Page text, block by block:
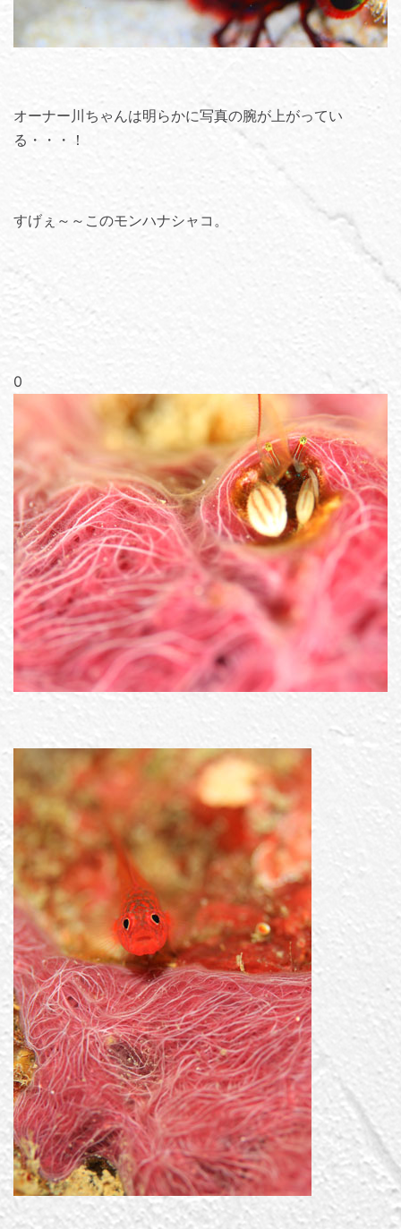
オーナー川ちゃんは明らかに写真の腕が上がってい
る・・・！
すげぇ～～このモンハナシャコ。
0